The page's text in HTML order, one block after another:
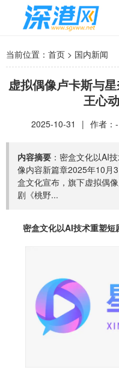
当前位置： 首页 > 国内新闻
虚拟偶像卢卡斯与
王心
2025-10-31 | 作者：-
内容摘要 ：密盒文化以AI
像内容新篇章2025年10月
盒文化宣布，旗下虚拟偶
剧《桃野...
密盒文化以AI技术重塑